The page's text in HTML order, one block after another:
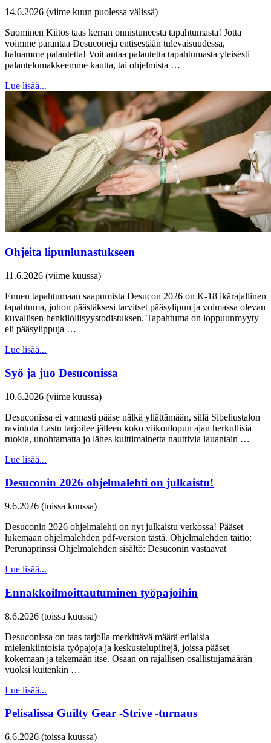
14.6.2026 (viime kuun puolessa välissä)
Suominen Kiitos taas kerran onnistuneesta tapahtumasta! Jotta
voimme parantaa Desuconeja entisestään tulevaisuudessa,
haluamme palautetta! Voit antaa palautetta tapahtumasta yleisesti
palautelomakkeemme kautta, tai ohjelmista …
Lue lisää...
Ohjeita lipunlunastukseen
11.6.2026 (viime kuussa)
Ennen tapahtumaan saapumista Desucon 2026 on K-18 ikärajallinen
tapahtuma, johon päästäksesi tarvitset pääsylipun ja voimassa olevan
kuvallisen henkilöllisyystodistuksen. Tapahtuma on loppuunmyyty
eli pääsylippuja …
Lue lisää...
Syö ja juo Desuconissa
10.6.2026 (viime kuussa)
Desuconissa ei varmasti pääse nälkä yllättämään, sillä Sibeliustalon
ravintola Lastu tarjoilee jälleen koko viikonlopun ajan herkullisia
ruokia, unohtamatta jo lähes kulttimainetta nauttivia lauantain …
Lue lisää...
Desuconin 2026 ohjelmalehti on julkaistu!
9.6.2026 (toissa kuussa)
Desuconin 2026 ohjelmalehti on nyt julkaistu verkossa! Pääset
lukemaan ohjelmalehden pdf-version tästä. Ohjelmalehden taitto:
Perunaprinssi Ohjelmalehden sisältö: Desuconin vastaavat
Lue lisää...
Ennakkoilmoittautuminen työpajoihin
8.6.2026 (toissa kuussa)
Desuconissa on taas tarjolla merkittävä määrä erilaisia
mielenkiintoisia työpajoja ja keskustelupiirejä, joissa pääset
kokemaan ja tekemään itse. Osaan on rajallisen osallistujamäärän
vuoksi kuitenkin …
Lue lisää...
Pelisalissa Guilty Gear -Strive -turnaus
6.6.2026 (toissa kuussa)